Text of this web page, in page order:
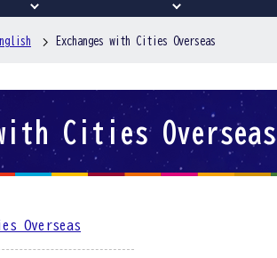
Exchanges with Cities Overseas
Cities Overseas
Overseas